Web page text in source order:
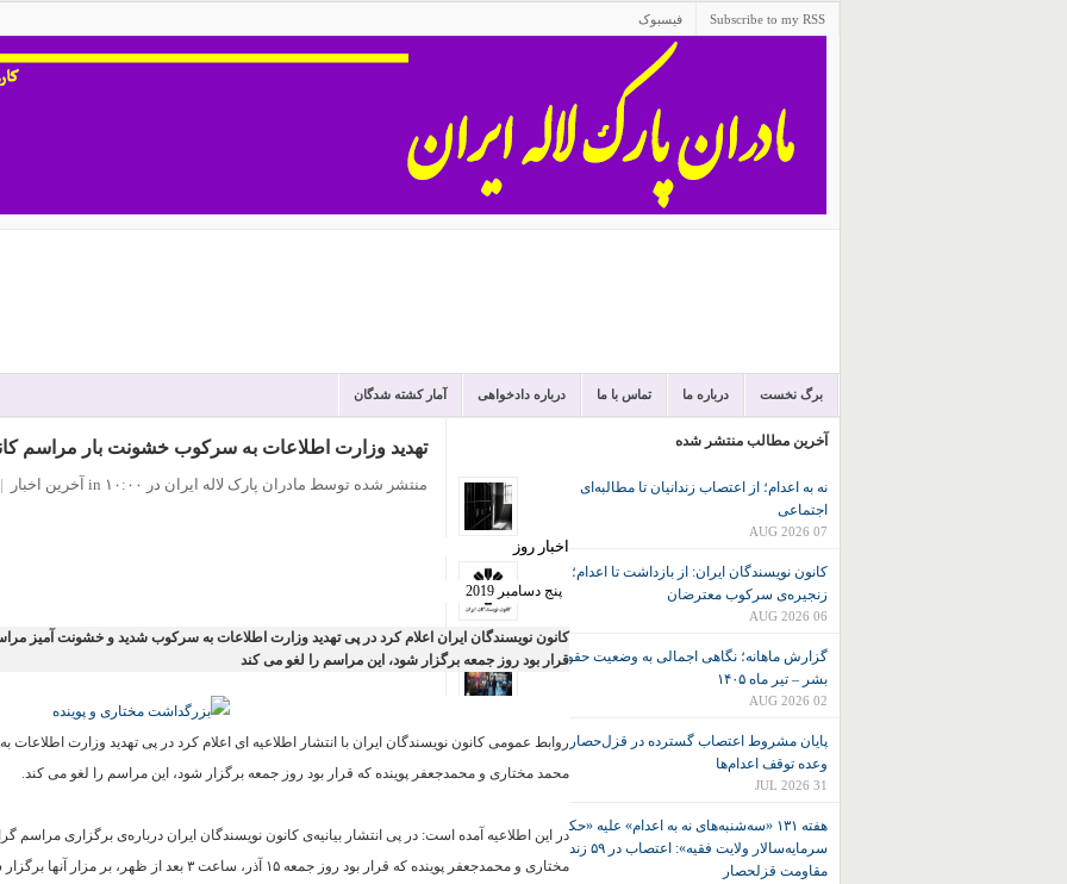
Subscribe to my RSS فیسبوک
برگ نخست درباره ما تماس با ما درباره دادخواهی آمار کشته شدگان
تهدید وزارت اطلاعات به سرکوب خشونت بار مراسم
منتشر شده توسط مادران پارک لاله ایران در ۱۰:۰۰ in آخرین اخبار |
اخبار روز
پنج‌ دسامبر 2019
کانون نویسندگان ایران اعلام کرد در پی تهدید وزارت اطلاعات به سرکوب شدید و خشونت آمیز
قرار بود روز جمعه برگزار شود، این مراسم را لغو می کند
روابط عمومی کانون نویسندگان ایران با انتشار اطلاعیه ای اعلام کرد در پی تهدید وزارت
محمد مختاری و محمدجعفر پوینده که قرار بود روز جمعه برگزار شود، این مراسم را لغو می کند.
در این اطلاعیه آمده است: در پی انتشار بیانیه‌ی کانون نویسندگان ایران درباره‌ی برگزاری مراسم
مختاری و محمدجعفر پوینده که قرار بود روز جمعه ۱۵
آخرین مطالب منتشر شده
نه به اعدام؛ از اعتصاب زندانیان تا مطالبه‌ای
اجتماعی
07 AUG 2026
کانون نويسندگان ايران: از بازداشت تا اعدام؛
زنجیره‌ی سرکوب معترضان
06 AUG 2026
گزارش ماهانه؛ نگاهی اجمالی به وضعیت حقوق
بشر – تیر ماه ۱۴۰۵
02 AUG 2026
پایان مشروط اعتصاب گسترده در قزل‌حصار پس از
وعده توقف اعدام‌ها
31 JUL 2026
هفته ۱۳۱ «سه‌شنبه‌های نه به اعدام» علیه «حکومت
سرمایه‌سالار ولایت فقیه»: اعتصاب در ۵۹ زندان و
مقاومت قزلحصار